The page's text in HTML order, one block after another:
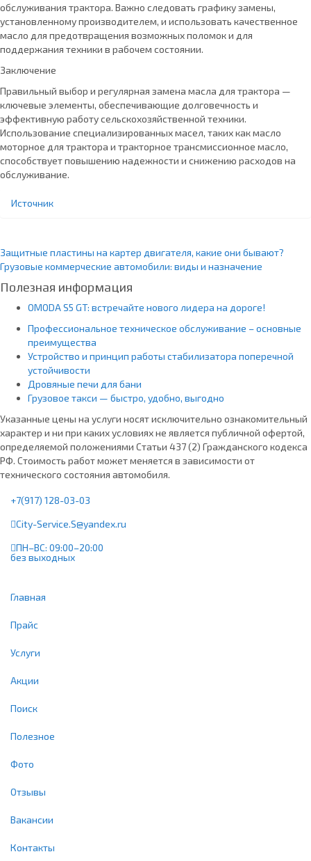
обслуживания трактора. Важно следовать графику замены,
установленному производителем, и использовать качественное
масло для предотвращения возможных поломок и для
поддержания техники в рабочем состоянии.
Заключение
Правильный выбор и регулярная замена масла для трактора —
ключевые элементы, обеспечивающие долговечность и
эффективную работу сельскохозяйственной техники.
Использование специализированных масел, таких как масло
моторное для трактора и тракторное трансмиссионное масло,
способствует повышению надежности и снижению расходов на
обслуживание.
Источник
Защитные пластины на картер двигателя, какие они бывают?
Грузовые коммерческие автомобили: виды и назначение
Полезная информация
OMODA S5 GT: встречайте нового лидера на дороге!
Профессиональное техническое обслуживание – основные
преимущества
Устройство и принцип работы стабилизатора поперечной
устойчивости
Дровяные печи для бани
Грузовое такси — быстро, удобно, выгодно
Указанные цены на услуги носят исключительно ознакомительный
характер и ни при каких условиях не является публичной офертой,
определяемой положениями Статьи 437 (2) Гражданского кодекса
РФ. Стоимость работ может меняется в зависимости от
технического состояния автомобиля.
+7(917) 128-03-03
City-Service.S@yandex.ru
ПН–ВС: 09:00–20:00
без выходных
Главная
Прайс
Услуги
Акции
Поиск
Полезное
Фото
Отзывы
Вакансии
Контакты